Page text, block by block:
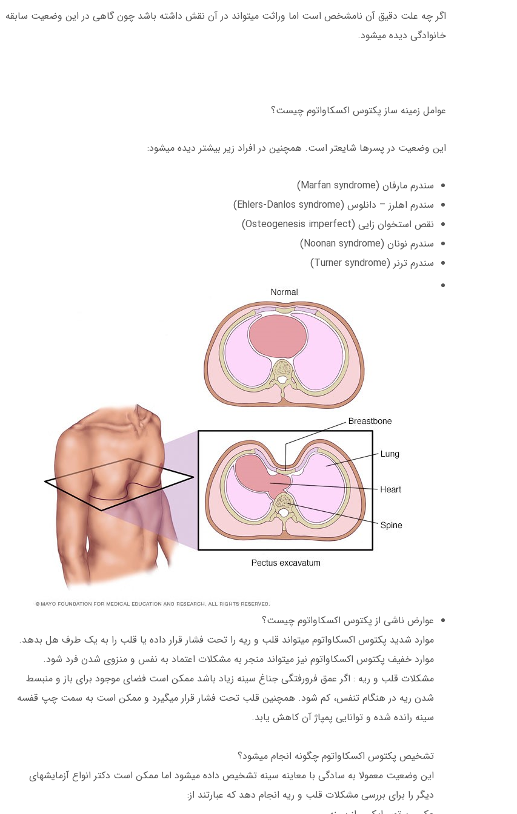
اگر چه علت دقیق آن نامشخص است اما وراثت میتواند در آن نقش داشته باشد چون گاهی در این وضعیت سابقه
خانوادگی دیده میشود.
عوامل زمینه ساز پکتوس اکسکاواتوم چیست؟
این وضعیت در پسرها شایعتر است. همچنین در افراد زیر بیشتر دیده میشود:
سندرم مارفان (Marfan syndrome)
سندرم اهلرز – دانلوس (Ehlers-Danlos syndrome)
نقص استخوان زایی (Osteogenesis imperfect)
سندرم نونان (Noonan syndrome)
سندرم ترنر (Turner syndrome)
عوارض ناشی از پکتوس اکسکاواتوم چیست؟
موارد شدید پکتوس اکسکاواتوم میتواند قلب و ریه را تحت فشار قرار داده یا قلب را به یک طرف هل بدهد.
موارد خفیف پکتوس اکسکاواتوم نیز میتواند منجر به مشکلات اعتماد به نفس و منزوی شدن فرد شود.
مشکلات قلب و ریه : اگر عمق فرورفتگی جناغ سینه زیاد باشد ممکن است فضای موجود برای باز و منبسط
شدن ریه در هنگام تنفس، کم شود. همچنین قلب تحت فشار قرار میگیرد و ممکن است به سمت چپ قفسه
سینه رانده شده و توانایی پمپاژ آن کاهش یابد.
تشخیص پکتوس اکسکاواتوم چگونه انجام میشود؟
این وضعیت معمولا به سادگی با معاینه سینه تشخیص داده میشود اما ممکن است دکتر انواع آزمایشهای
دیگر را برای بررسی مشکلات قلب و ریه انجام دهد که عبارتند از: